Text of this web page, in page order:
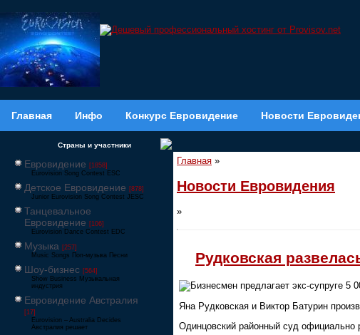
Главная Инфо Конкурс Евровидение Новости
Страны и участники
Евровидение [1858]
Eurovision Song Contest ESC
Детское Евровидение [878]
Junior Eurovision Song Contest JESC
Танцевальное
Евровидение [106]
Eurovision Dance Contest EDC
Музыка [257]
Music Songs Поп-музыка Песни
Шоу-бизнес [564]
Show Business Музыкальная
индустрия
Евровидение Австралия
[17]
Eurovision – Australia Decides
Австралия решает
Главная »
Новости Евровидения
»
Рудковская
Бизнесмен предлагает экс-супруге 5
Яна Рудковская и Виктор Батурин
Одинцовский районный суд